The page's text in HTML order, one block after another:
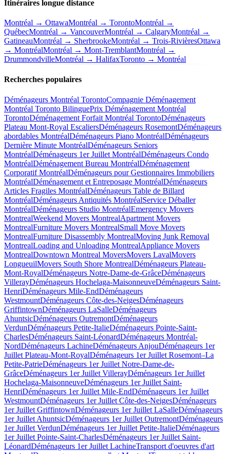
Itinéraires longue distance
Montréal → OttawaMontréal → TorontoMontréal →
QuébecMontréal → VancouverMontréal → CalgaryMontréal →
GatineauMontréal → SherbrookeMontréal → Trois-RivièresOttawa
→ MontréalMontréal → Mont-TremblantMontréal →
DrummondvilleMontréal → HalifaxToronto → Montréal
Recherches populaires
Déménageurs Montréal TorontoCompagnie Déménagement
Montréal Toronto BilinguePrix Déménagement Montréal
TorontoDéménagement Forfait Montréal TorontoDéménageurs
Plateau Mont-Royal EscaliersDéménageurs RosemontDéménageurs
abordables MontréalDéménageurs Piano MontréalDéménageurs
Dernière Minute MontréalDéménageurs Seniors
MontréalDéménageurs 1er Juillet MontréalDéménageurs Condo
MontréalDéménagement Bureau MontréalDéménagement
Corporatif MontréalDéménageurs pour Gestionnaires Immobiliers
MontréalDéménagement et Entreposage MontréalDéménageurs
Articles Fragiles MontréalDéménageurs Table de Billard
MontréalDéménageurs Antiquités MontréalService Déballer
MontréalDéménageurs Studio MontréalEmergency Movers
MontrealWeekend Movers MontrealApartment Movers
MontrealFurniture Movers MontrealSmall Move Movers
MontrealFurniture Disassembly MontrealMoving Junk Removal
MontrealLoading and Unloading MontrealAppliance Movers
MontrealDowntown Montreal MoversMovers LavalMovers
LongueuilMovers South Shore MontrealDéménageurs Plateau-
Mont-RoyalDéménageurs Notre-Dame-de-GrâceDéménageurs
VillerayDéménageurs Hochelaga-MaisonneuveDéménageurs Saint-
HenriDéménageurs Mile-EndDéménageurs
WestmountDéménageurs Côte-des-NeigesDéménageurs
GriffintownDéménageurs LaSalleDéménageurs
AhuntsicDéménageurs OutremontDéménageurs
VerdunDéménageurs Petite-ItalieDéménageurs Pointe-Saint-
CharlesDéménageurs Saint-LéonardDéménageurs Montréal-
NordDéménageurs LachineDéménageurs AnjouDéménageurs 1er
Juillet Plateau-Mont-RoyalDéménageurs 1er Juillet Rosemont–La
Petite-PatrieDéménageurs 1er Juillet Notre-Dame-de-
GrâceDéménageurs 1er Juillet VillerayDéménageurs 1er Juillet
Hochelaga-MaisonneuveDéménageurs 1er Juillet Saint-
HenriDéménageurs 1er Juillet Mile-EndDéménageurs 1er Juillet
WestmountDéménageurs 1er Juillet Côte-des-NeigesDéménageurs
1er Juillet GriffintownDéménageurs 1er Juillet LaSalleDéménageurs
1er Juillet AhuntsicDéménageurs 1er Juillet OutremontDéménageurs
1er Juillet VerdunDéménageurs 1er Juillet Petite-ItalieDéménageurs
1er Juillet Pointe-Saint-CharlesDéménageurs 1er Juillet Saint-
LéonardDéménageurs 1er Juillet LachineTransport d'oeuvres d'art